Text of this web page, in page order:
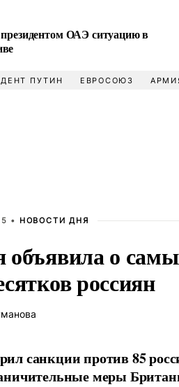
ОАЭ ситуацию в
ПУТИН ЕВРОСОЮЗ
• НОВОСТИ ДНЯ
о
россиян
санкции против 85
меры